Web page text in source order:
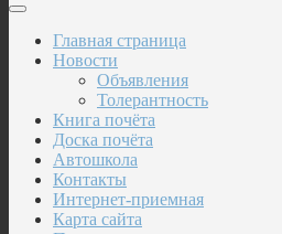
Главная страница
Новости
Объявления
Толерантность
Книга почёта
Доска почёта
Автошкола
Контакты
Интернет-приемная
Карта сайта